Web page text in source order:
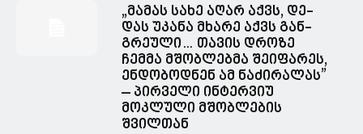
„მა­მას სახე აღარ აქვს, დე­
დას უკა­ნა მხა­რე აქვს გან­
გრე­უ­ლი… თავის დროზე
ჩემმა მშობლებმა შეიფარეს,
ენდობოდნენ ამ ნაძირალას”
– პირველი ინტერვიუ
მოკლული მშობლების
შვილთან